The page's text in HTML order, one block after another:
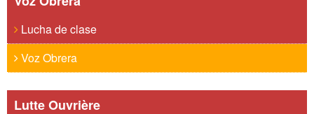
Lucha de clase
Voz Obrera
Lutte Ouvrière